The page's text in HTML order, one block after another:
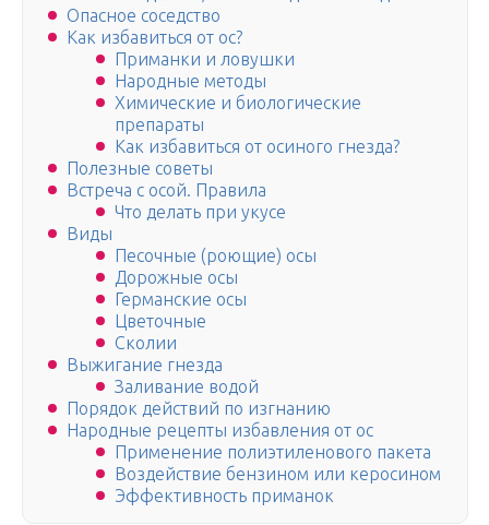
Опасное соседство
Как избавиться от ос?
Приманки и ловушки
Народные методы
Химические и биологические
препараты
Как избавиться от осиного гнезда?
Полезные советы
Встреча с осой. Правила
Что делать при укусе
Виды
Песочные (роющие) осы
Дорожные осы
Германские осы
Цветочные
Сколии
Выжигание гнезда
Заливание водой
Порядок действий по изгнанию
Народные рецепты избавления от ос
Применение полиэтиленового пакета
Воздействие бензином или керосином
Эффективность приманок